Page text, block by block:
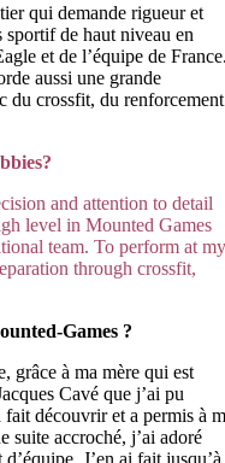
qui demande rigueur et
de haut niveau en
et de l’équipe de
aussi une grande
du crossfit, du renforcement
and attention to detail
level in Mounted Games
team. To perform at
through crossfit,
Games ?
grâce à ma mère qui est
Cavé que j’ai pu
découvrir et a permis à
suite accroché, j’ai adoré
J’en ai fait jusqu’à